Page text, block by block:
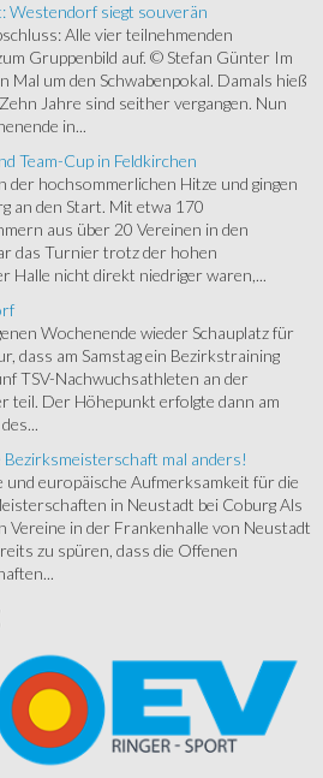
Westendorf siegt souverän
Alle vier teilnehmenden
Gruppenbild auf. © Stefan Günter Im
Mal um den Schwabenpokal. Damals hieß
Jahre sind seither vergangen. Nun
in...
Team-Cup in Feldkirchen
hochsommerlichen Hitze und gingen
an den Start. Mit etwa 170
aus über 20 Vereinen in den
das Turnier trotz der hohen
Halle nicht direkt niedriger waren,...
Wochenende wieder Schauplatz für
dass am Samstag ein Bezirkstraining
TSV-Nachwuchsathleten an der
teil. Der Höhepunkt erfolgte dann am
mal anders!
und europäische Aufmerksamkeit für die
in Neustadt bei Coburg Als
Vereine in der Frankenhalle von Neustadt
zu spüren, dass die Offenen